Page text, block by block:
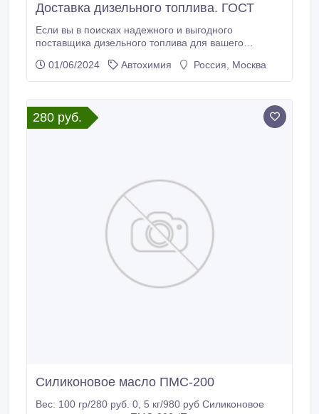
Доставка дизельного топлива. ГОСТ
Если вы в поисках надежного и выгодного
поставщика дизельного топлива для вашего
рассмотрите наше предложение от компании
соответствует ГОСТ и может быть доставлено
прямо до вашего объекта.
01/06/2024 Автохимия Россия, Москва
280 руб.
Силиконовое масло ПМС-200
Вес: 100 гр/280 руб. 0, 5 кг/980 руб Силиконовое